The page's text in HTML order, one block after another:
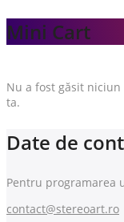
Mini Cart
Nu a fost găsit
ta.
Date de
Pentru programarea
contact@stereoart.ro